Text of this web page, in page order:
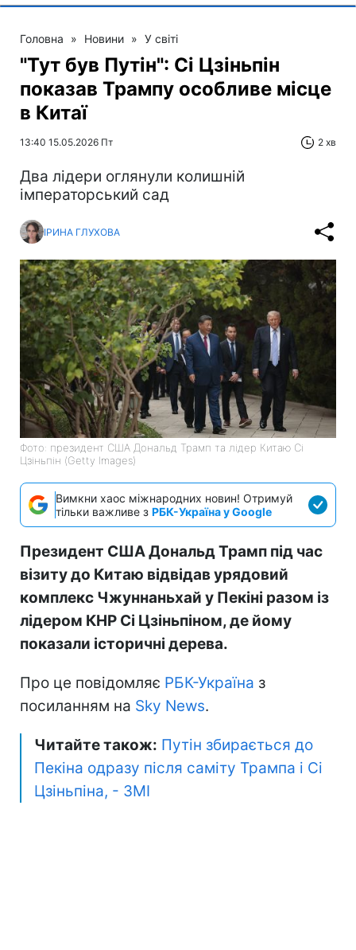
Головна » Новини » У світі
"Тут був Путін": Сі Цзіньпін
показав Трампу особливе місце
в Китаї
13:40 15.05.2026 Пт 2 хв
Два лідери оглянули колишній
імператорський сад
ІРИНА ГЛУХОВА
Фото: президент США Дональд Трамп та лідер Китаю Сі
Цзіньпін (Getty Images)
Вимкни хаос міжнародних новин! Отримуй
тільки важливе з РБК-Україна у Google
Президент США Дональд Трамп під час
візиту до Китаю відвідав урядовий
комплекс Чжуннаньхай у Пекіні разом із
лідером КНР Сі Цзіньпіном, де йому
показали історичні дерева.
Про це повідомляє РБК-Україна з
посиланням на Sky News.
Читайте також: Путін збирається до
Пекіна одразу після саміту Трампа і Сі
Цзіньпіна, - ЗМІ